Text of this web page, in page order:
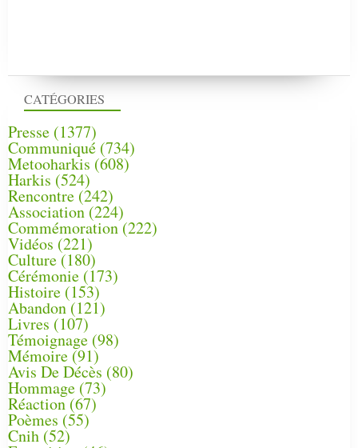
CATÉGORIES
Presse (1377)
Communiqué (734)
Metooharkis (608)
Harkis (524)
Rencontre (242)
Association (224)
Commémoration(222)
Vidéos (221)
Culture(180)
Cérémonie (173)
Histoire (153)
Abandon(121)
Livres (107)
Témoignage (98)
Mémoire (91)
Avis De Décès (80)
Hommage (73)
Réaction(67)
Poèmes (55)
Cnih (52)